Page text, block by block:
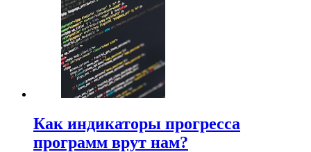
Как индикаторы прогресса
программ врут нам?